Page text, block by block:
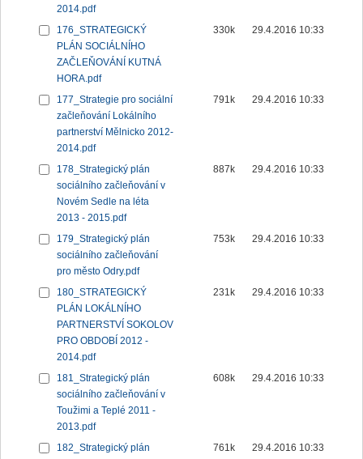
2014.pdf
176_STRATEGICKÝ
PLÁN SOCIÁLNÍHO
ZAČLEŇOVÁNÍ KUTNÁ
HORA.pdf
330k 29.4.2016 10:33
177_Strategie pro sociální
začleňování Lokálního
partnerství Mělnicko 2012-
2014.pdf
791k 29.4.2016 10:33
178_Strategický plán
sociálního začleňování v
Novém Sedle na léta
2013 - 2015.pdf
887k 29.4.2016 10:33
179_Strategický plán
sociálního začleňování
pro město Odry.pdf
753k 29.4.2016 10:33
180_STRATEGICKÝ
PLÁN LOKÁLNÍHO
PARTNERSTVÍ SOKOLOV
PRO OBDOBÍ 2012 -
2014.pdf
231k 29.4.2016 10:33
181_Strategický plán
sociálního začleňování v
Toužimi a Teplé 2011 -
2013.pdf
608k 29.4.2016 10:33
182_Strategický plán
761k 29.4.2016 10:33